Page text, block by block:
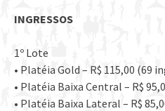
INGRESSOS
1º Lote
• Platéia Gold – R$ 115,00 (69
• Platéia Baixa Central – R$
• Platéia Baixa Lateral – R$